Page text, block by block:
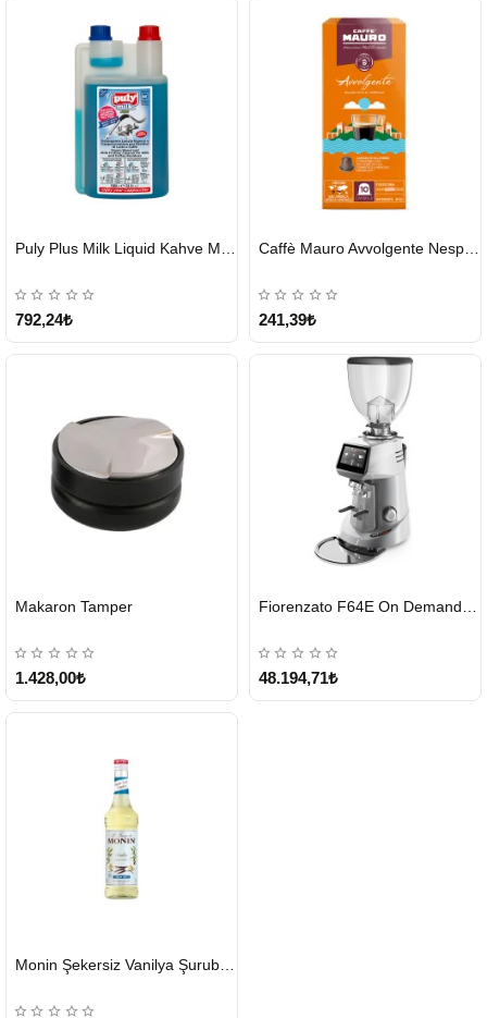
GÖNDERİ
792,24₺
GÖNDERİ
Caffè Mauro Avvolgente Nespresso Kapsül
241,39₺
GÖNDERİ
Makaron Tamper
1.428,00₺
GÖNDERİ
48.194,71₺
GÖNDERİ